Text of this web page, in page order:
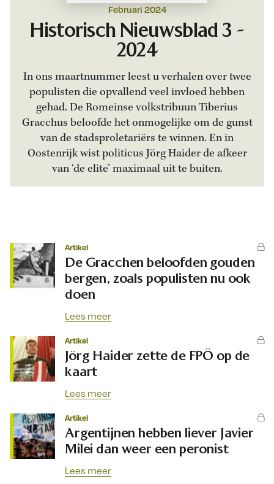
Februari 2024
Historisch Nieuwsblad 3 -
2024
In ons maartnummer leest u verhalen over twee
populisten die opvallend veel invloed hebben
gehad. De Romeinse volkstribuun Tiberius
Gracchus beloofde het onmogelijke om de gunst
van de stadsproletariërs te winnen. En in
Oostenrijk wist politicus Jörg Haider de afkeer
van ‘de elite’ maximaal uit te buiten.
Artikel
De Gracchen beloofden gouden
bergen, zoals populisten nu ook
doen
Lees meer
Artikel
Jörg Haider zette de FPÖ op de
kaart
Lees meer
Artikel
Argentijnen hebben liever Javier
Milei dan weer een peronist
Lees meer